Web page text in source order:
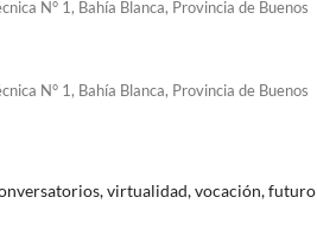
N° 1, Bahía Blanca, Provincia de Buenos
N° 1, Bahía Blanca, Provincia de Buenos
virtualidad, vocación, futuro